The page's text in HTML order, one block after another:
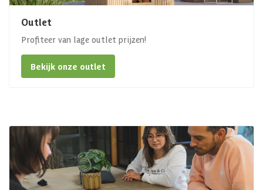
Outlet
Profiteer van lage outlet prijzen!
Bekijk onze outlet